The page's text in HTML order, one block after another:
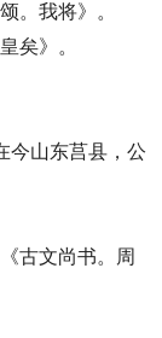
。我将》。
矣》。
今山东莒县，公
古文尚书。周